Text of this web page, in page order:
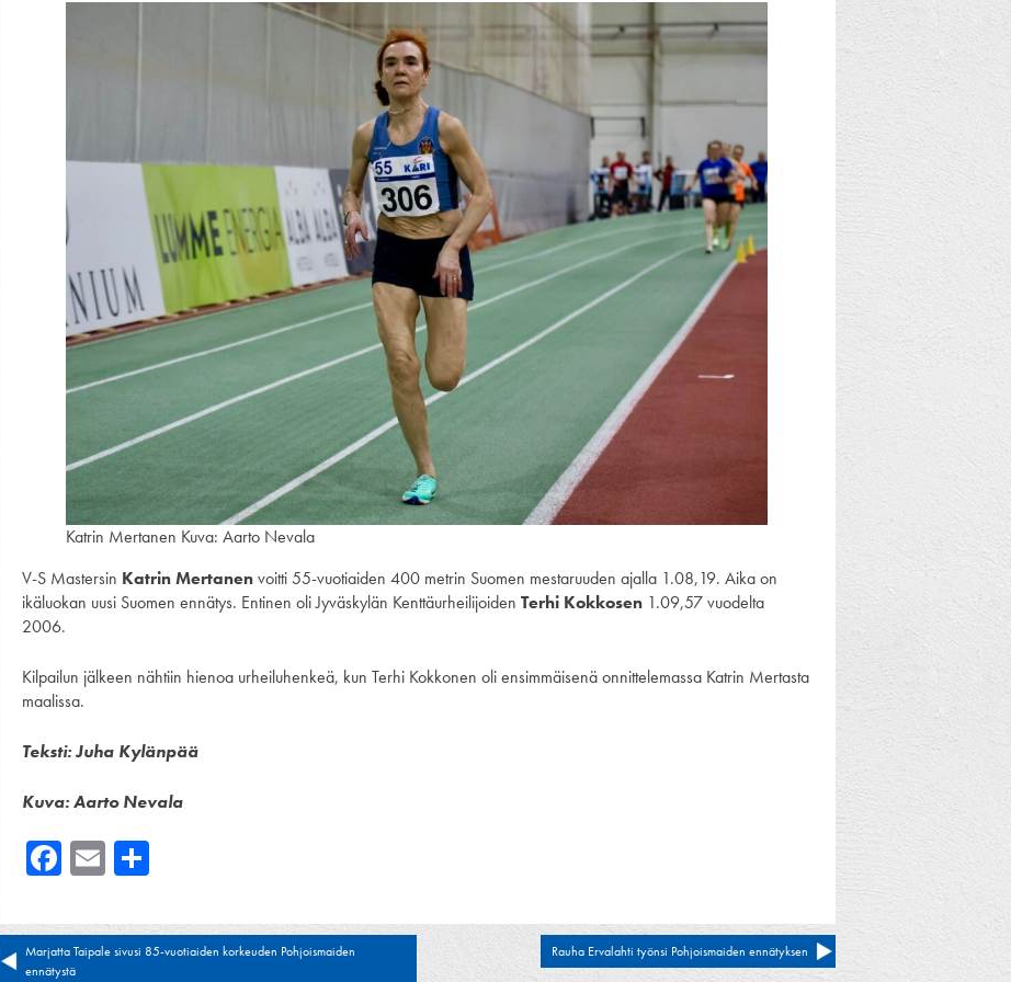
Katrin Mertanen Kuva: Aarto Nevala
V-S Mastersin Katrin Mertanenvoitti 55-vuotiaiden 400 metrin Suomen mestaruuden ajalla 1.08,19. Aika on
ikäluokan uusi Suomen ennätys. Entinen oli Jyväskylän Kenttäurheilijoiden Terhi Kokkosen 1.09,57 vuodelta
2006.
Kilpailun jälkeen nähtiin hienoa urheiluhenkeä, kun Terhi Kokkonen oli ensimmäisenä onnittelemassa Katrin Mertasta
maalissa.
Teksti: Juha Kylänpää
Kuva: Aarto Nevala
Facebook
Email
Artikkelien
Marjatta Taipale sivusi 85-vuotiaiden korkeuden Pohjoismaiden
ennätystä
Rauha Ervalahti työnsi Pohjoismaiden ennätyksen